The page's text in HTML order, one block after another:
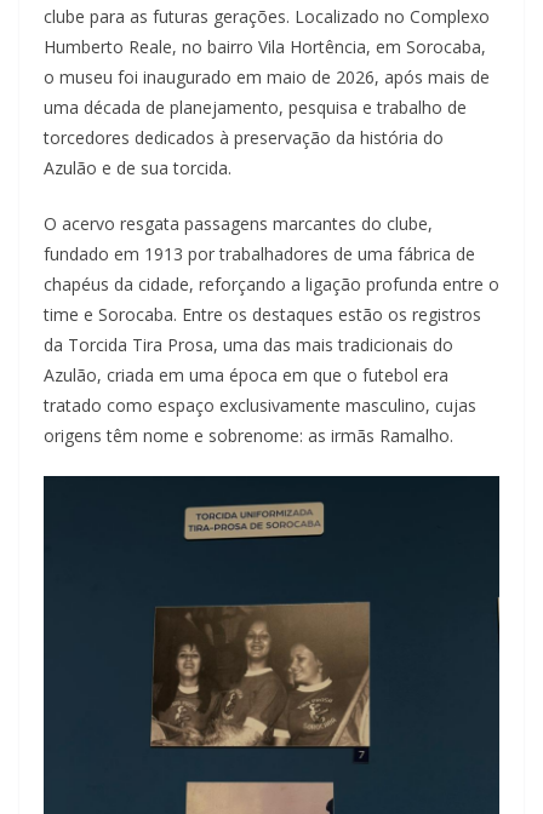
clube para as futuras gerações. Localizado no Complexo
Humberto Reale, no bairro Vila Hortência, em Sorocaba,
o museu foi inaugurado em maio de 2026, após mais de
uma década de planejamento, pesquisa e trabalho de
torcedores dedicados à preservação da história do
Azulão e de sua torcida.
O acervo resgata passagens marcantes do clube,
fundado em 1913 por trabalhadores de uma fábrica de
chapéus da cidade, reforçando a ligação profunda entre o
time e Sorocaba. Entre os destaques estão os registros
da Torcida Tira Prosa, uma das mais tradicionais do
Azulão, criada em uma época em que o futebol era
tratado como espaço exclusivamente masculino, cujas
origens têm nome e sobrenome: as irmãs Ramalho.